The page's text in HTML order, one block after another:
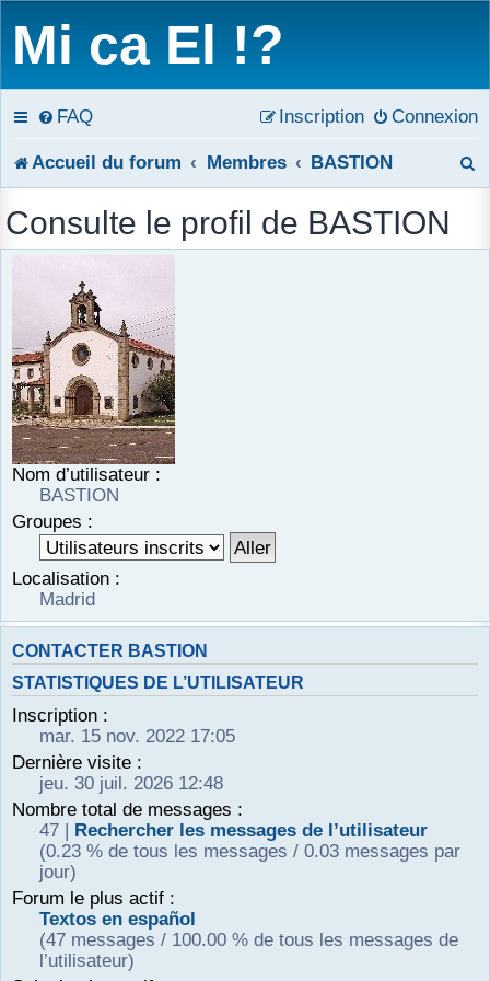
Mi ca El !?
FAQ Connexion
Inscription
Accueil du forum Membres BASTION
Consulte le profil de BASTION
Nom d’utilisateur :
BASTION
Groupes :
Localisation :
Madrid
CONTACTER BASTION
STATISTIQUES DE L’UTILISATEUR
Inscription :
mar. 15 nov. 2022 17:05
Dernière visite :
jeu. 30 juil. 2026 12:48
Nombre total de messages :
47 | Rechercher les messages de l’utilisateur
(0.23 % de tous les messages / 0.03 messages par
jour)
Forum le plus actif :
Textos en español
(47 messages / 100.00 % de tous les messages de
l’utilisateur)